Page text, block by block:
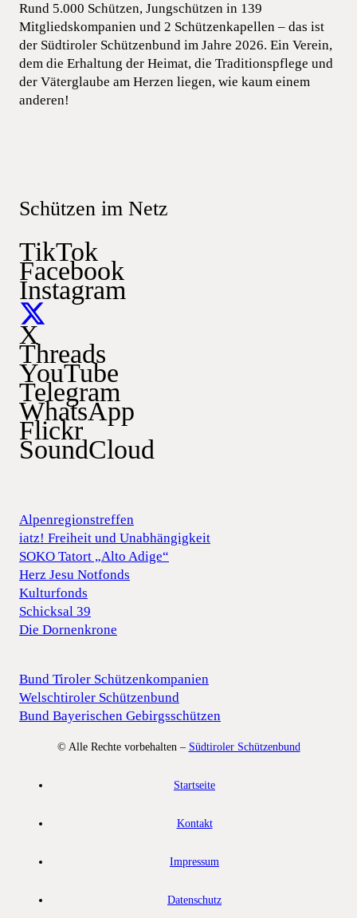
Rund 5.000 Schützen, Jungschützen in 139
Mitgliedskompanien und 2 Schützenkapellen – das ist
der Südtiroler Schützenbund im Jahre 2026. Ein Verein,
dem die Erhaltung der Heimat, die Traditionspflege und
der Väterglaube am Herzen liegen, wie kaum einem
anderen!
Schützen im Netz
TikTok
Facebook
Instagram
X
Threads
YouTube
Telegram
WhatsApp
Flickr
SoundCloud
Alpenregionstreffen
iatz! Freiheit und Unabhängigkeit
SOKO Tatort „Alto Adige“
Herz Jesu Notfonds
Kulturfonds
Schicksal 39
Die Dornenkrone
Bund Tiroler Schützenkompanien
Welschtiroler Schützenbund
Bund Bayerischen Gebirgsschützen
© Alle Rechte vorbehalten – Südtiroler Schützenbund
Startseite
Kontakt
Impressum
Datenschutz